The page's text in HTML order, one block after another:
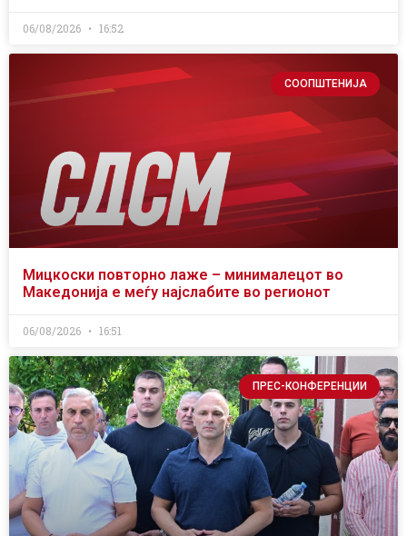
06/08/2026 16:52
СООПШТЕНИЈА
Мицкоски повторно лаже – минималецот во
Македонија е меѓу најслабите во регионот
06/08/2026 16:51
ПРЕС-КОНФЕРЕНЦИИ